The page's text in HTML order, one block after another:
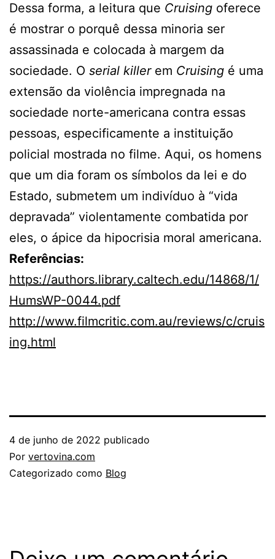
Dessa forma, a leitura que Cruising oferece
é mostrar o porquê dessa minoria ser
assassinada e colocada à margem da
sociedade. O serial killer em Cruising é uma
extensão da violência impregnada na
sociedade norte-americana contra essas
pessoas, especificamente a instituição
policial mostrada no filme. Aqui, os homens
que um dia foram os símbolos da lei e do
Estado, submetem um indivíduo à “vida
depravada” violentamente combatida por
eles, o ápice da hipocrisia moral americana.
Referências:
https://authors.library.caltech.edu/14868/1/
HumsWP-0044.pdf
http://www.filmcritic.com.au/reviews/c/cruis
ing.html
4 de junho de 2022 publicado
Por vertovina.com
Categorizado como Blog